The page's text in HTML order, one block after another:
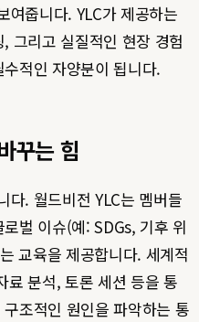
여줍니다. YLC가 제공하는
그리고 실질적인 현장 경험
적인 자양분이 됩니다.
꾸는 힘
다. 월드비전 YLC는 멤버들
벌 이슈(예: SDGs, 기후 위
교육을 제공합니다. 세계적
료 분석, 토론 세션 등을 통
조적인 원인을 파악하는 통